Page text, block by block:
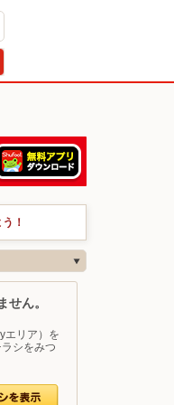
！
せん。
エリア）を
シをみつ